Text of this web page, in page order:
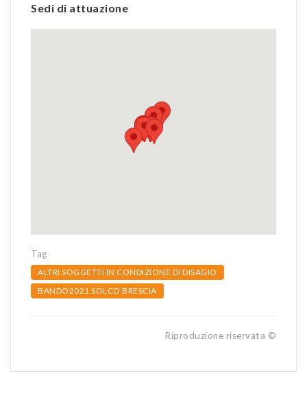
Sedi di attuazione
Tag
ALTRI SOGGETTI IN CONDIZIONE DI DISAGIO
BANDO2021 SOLCO BRESCIA
Riproduzione riservata ©